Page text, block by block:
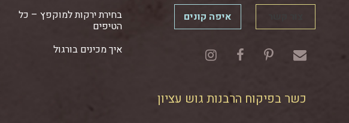
איפה קונים
כשר בפיקוח הרבנות גוש עציון
בחירת ירקות למוקפץ – כל
הטיפים
איך מכינים בורגול